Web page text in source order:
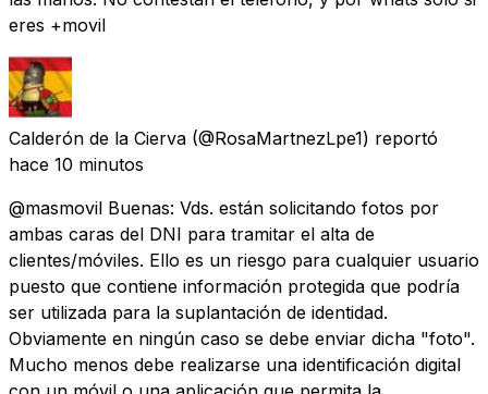
eres +movil
Calderón de la Cierva (@RosaMartnezLpe1) reportó
hace 10 minutos
@masmovil Buenas: Vds. están solicitando fotos por
ambas caras del DNI para tramitar el alta de
clientes/móviles. Ello es un riesgo para cualquier usuario
puesto que contiene información protegida que podría
ser utilizada para la suplantación de identidad.
Obviamente en ningún caso se debe enviar dicha "foto".
Mucho menos debe realizarse una identificación digital